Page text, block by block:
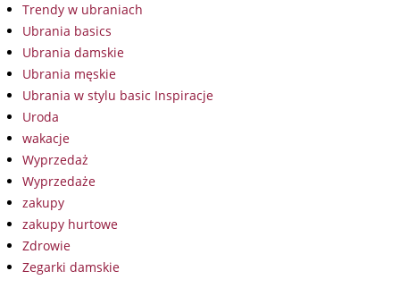
Trendy w ubraniach
Ubrania basics
Ubrania damskie
Ubrania męskie
Ubrania w stylu basic Inspiracje
Uroda
wakacje
Wyprzedaż
Wyprzedaże
zakupy
zakupy hurtowe
Zdrowie
Zegarki damskie